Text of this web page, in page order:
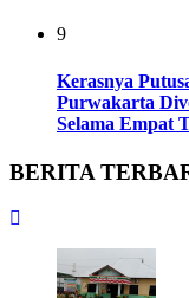
9
Kerasnya
Purwakarta
Selama Empat
BERITA